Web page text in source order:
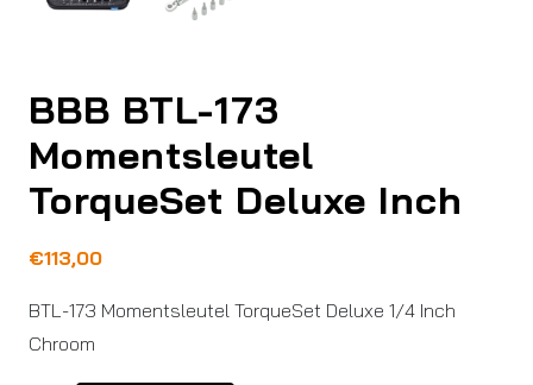
BBB BTL-173
Momentsleutel
TorqueSet Deluxe Inch
€113,00
BTL-173 Momentsleutel TorqueSet Deluxe 1/4 Inch
Chroom